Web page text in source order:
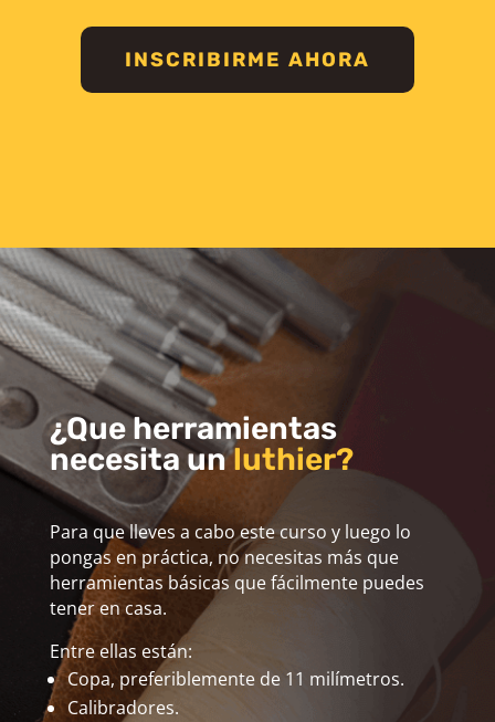
INSCRIBIRME AHORA
¿Que herramientas
necesita unluthier?
Para que lleves a cabo este curso y luego lo
pongas en práctica, no necesitas más que
herramientas básicas que fácilmente puedes
tener en casa.
Entre ellas están:
Copa, preferiblemente de 11 milímetros.
Calibradores.